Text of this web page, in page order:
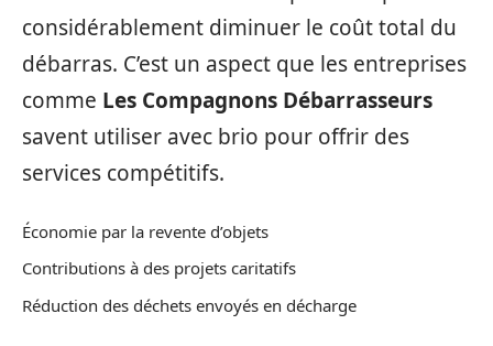
considérablement diminuer le coût total du
débarras. C’est un aspect que les entreprises
comme Les Compagnons Débarrasseurs
savent utiliser avec brio pour offrir des
services compétitifs.
Économie par la revente d’objets
Contributions à des projets caritatifs
Réduction des déchets envoyés en décharge